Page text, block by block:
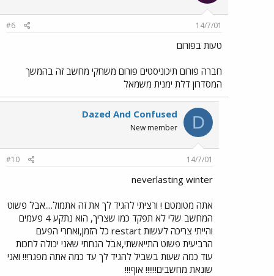
14/7/01
#6
טעות בפורום
חברה פורום תיכוניסטים פורום משחקי מחשב זה בהמשך
המסדרון דלת ימנית משמאל
D
Dazed And Confused
New member
14/7/01
#10
neverlasting winter
אתה מטומטם ! ורציתי להגיד לך את זה אתמול....אבל פשוט
המחשב שלי לא תפקד כמו שצריך, הוא נתקע 4 פעמים
והייתי צריכה לעשות restart כל הזמן,ואחרי הפעם
הרביעית פשוט התייאשתי,אבל הנחתי שאני יכולה לחכות
עוד כמה שעות בשביל להגיד לך עד כמה אתה מפגר!!! ואני
שונאת מחשבים!!!!!! אוף!!!